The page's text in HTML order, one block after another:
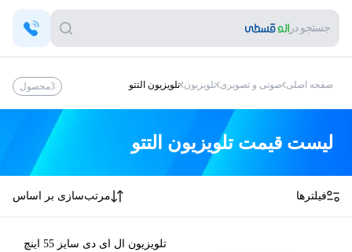
جستجو در
صفحه اصلی صوتی و تصویری تلویزیون تلویزیون التتو 3محصول
لیست قیمت تلویزیون التتو
فیلترها مرتب‌سازی بر اساس
تلویزیون ال ای دی سایز 55 اینچ